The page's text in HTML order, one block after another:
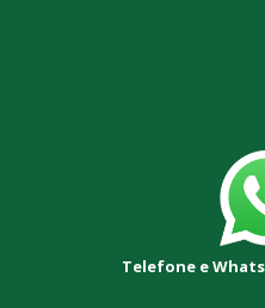
Telefone e